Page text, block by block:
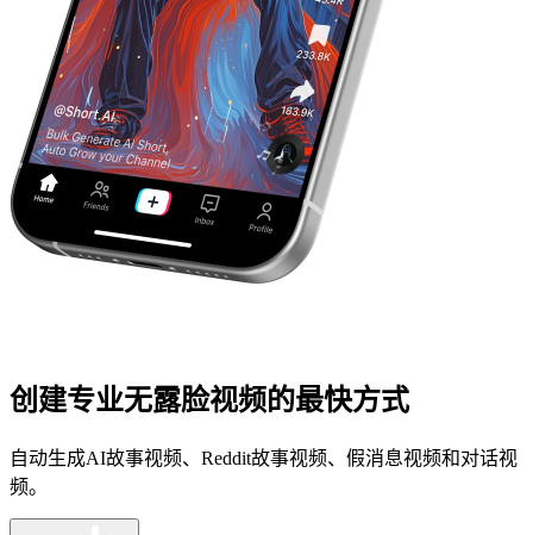
创建专业无露脸视频的最快方式
自动生成AI故事视频、Reddit故事视频、假消息视频和对话视
频。